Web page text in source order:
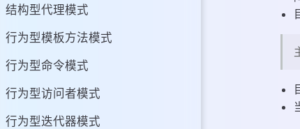
结构型代理模式
行为型模板方法模式
行为型命令模式
行为型访问者模式
行为型迭代器模式